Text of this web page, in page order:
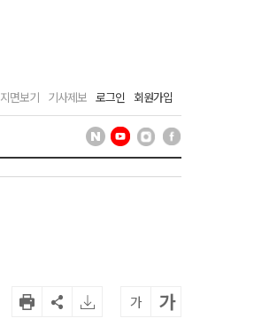
지면보기 기사제보 로그인 회원가입
가 가